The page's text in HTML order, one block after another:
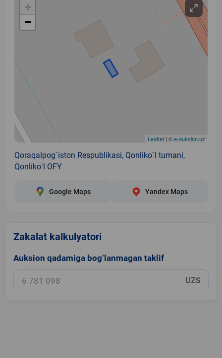
+
−
Leaflet | ©e-auksion.uz
Qoraqalpog`iston Respublikasi, Qonliko`l tumani,
Qonlikoʻl OFY
Google Maps Yandex Maps
Zakalat kalkulyatori
Auksion qadamiga bog‘lanmagan taklif
UZS